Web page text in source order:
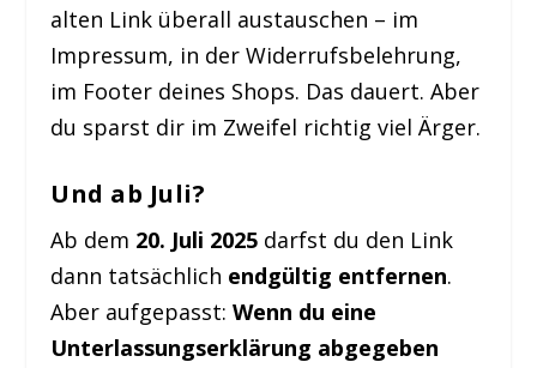
alten Link überall austauschen – im
Impressum, in der Widerrufsbelehrung,
im Footer deines Shops. Das dauert. Aber
du sparst dir im Zweifel richtig viel Ärger.
Und ab Juli?
Ab dem 20. Juli 2025 darfst du den Link
dann tatsächlich endgültig entfernen.
Aber aufgepasst:Wenn du eine
Unterlassungserklärung abgegeben